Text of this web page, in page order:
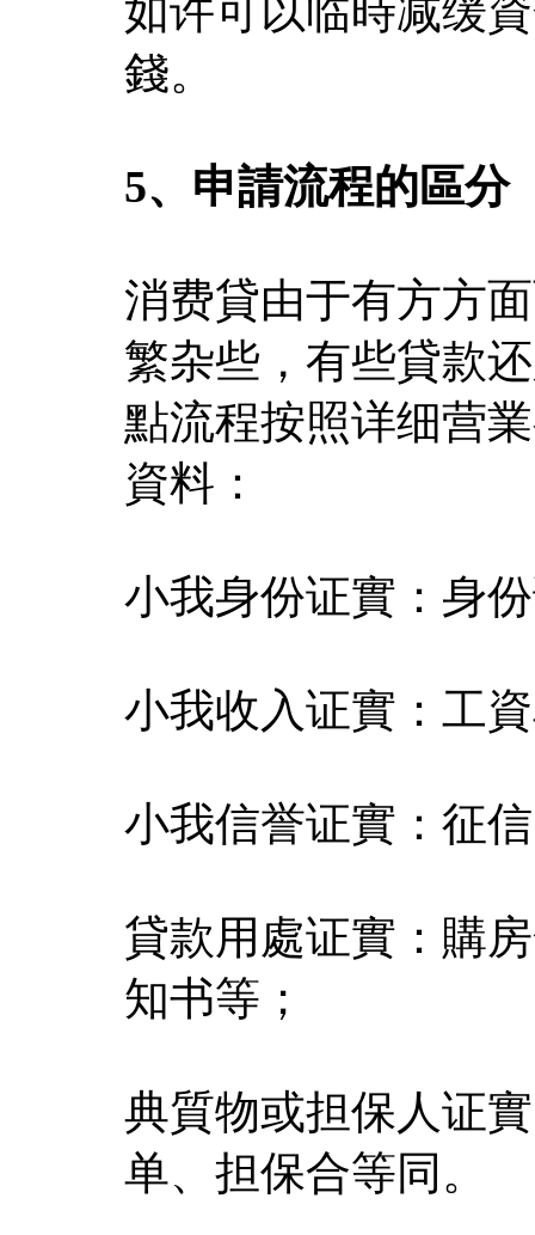
如许可以临時减缓
錢。
5、申請流程的區分
消费貸由于有方方
繁杂些，有些貸款
點流程按照详细营
資料：
小我身份证實：身
小我收入证實：工
小我信誉证實：征
貸款用處证實：購
知书等；
典質物或担保人证
单、担保合等同。